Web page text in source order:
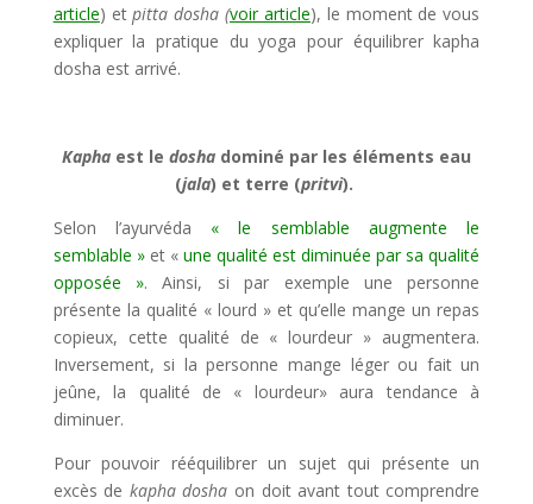
article) etpitta dosha (voir article), le moment de vous
expliquer la pratique du yoga pour équilibrer kapha
dosha est arrivé.
Kaphaest le doshadominé par les éléments eau
(jala) et terre (pritvi).
Selon l’ayurvéda « le semblable augmente le
semblable »et «une qualité est diminuée par sa qualité
opposée ». Ainsi, si par exemple une personne
présente la qualité « lourd » et qu’elle mange un repas
copieux, cette qualité de « lourdeur » augmentera.
Inversement, si la personne mange léger ou fait un
jeûne, la qualité de « lourdeur» aura tendance à
diminuer.
Pour pouvoir rééquilibrer un sujet qui présente un
excès de kapha dosha on doit avant tout comprendre